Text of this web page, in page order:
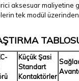
aksesuar maliyetine
tek modül üzerinden
Küçük Şasi
Standart
Kontaktörler